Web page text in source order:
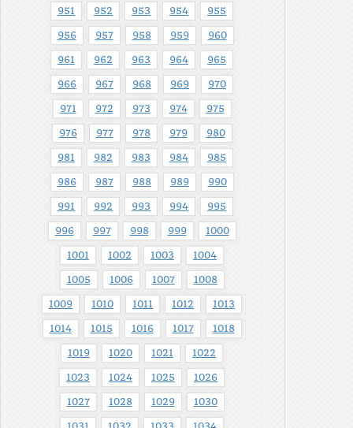
951 952 953 954 955
956 957 958 959 960
961 962 963 964 965
966 967 968 969 970
971 972 973 974 975
976 977 978 979 980
981 982 983 984 985
986 987 988 989 990
991 992 993 994 995
996 997 998 999 1000
1001 1002 1003 1004
1005 1006 1007 1008
1009 1010 1011 1012 1013
1014 1015 1016 1017 1018
1019 1020 1021 1022
1023 1024 1025 1026
1027 1028 1029 1030